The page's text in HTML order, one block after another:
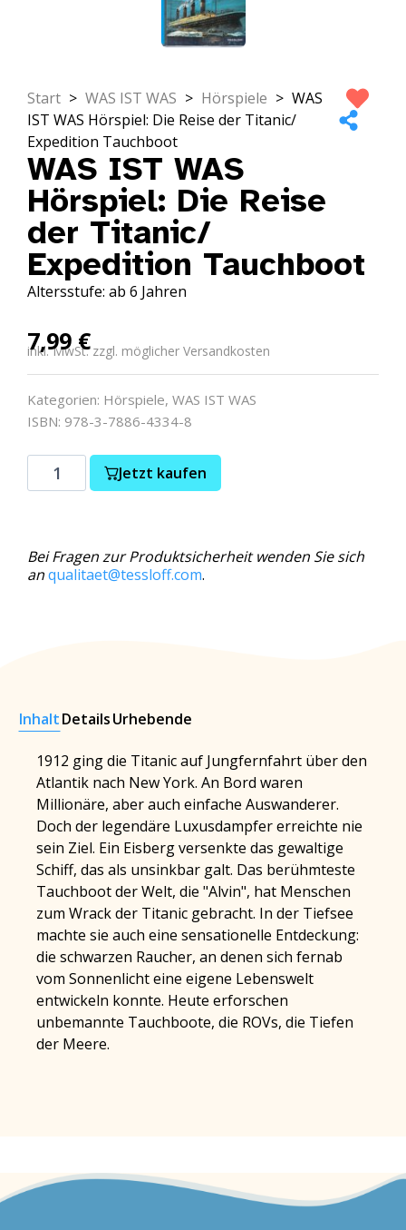
Start > WAS IST WAS > Hörspiele > WAS
IST WAS Hörspiel: Die Reise der Titanic/
Expedition Tauchboot
WAS IST WAS
Hörspiel: Die Reise
der Titanic/
Expedition Tauchboot
Altersstufe: ab 6 Jahren
7,99€
inkl. MwSt. zzgl. möglicher Versandkosten
Kategorien: Hörspiele, WAS IST WAS
ISBN: 978-3-7886-4334-8
Jetzt kaufen
Bei Fragen zur Produktsicherheit wenden Sie sich
anqualitaet@tessloff.com.
InhaltDetailsUrhebende
1912 ging die Titanic auf Jungfernfahrt über den
Atlantik nach New York. An Bord waren
Millionäre, aber auch einfache Auswanderer.
Doch der legendäre Luxusdampfer erreichte nie
sein Ziel. Ein Eisberg versenkte das gewaltige
Schiff, das als unsinkbar galt. Das berühmteste
Tauchboot der Welt, die "Alvin", hat Menschen
zum Wrack der Titanic gebracht. In der Tiefsee
machte sie auch eine sensationelle Entdeckung:
die schwarzen Raucher, an denen sich fernab
vom Sonnenlicht eine eigene Lebenswelt
entwickeln konnte. Heute erforschen
unbemannte Tauchboote, die ROVs, die Tiefen
der Meere.